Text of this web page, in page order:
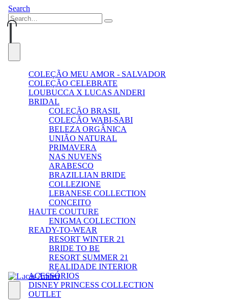
Search
COLEÇÃO MEU AMOR - SALVADOR
COLEÇÃO CELEBRATE
LOUBUCCA X LUCAS ANDERI
BRIDAL
COLEÇÃO BRASIL
COLEÇÃO WABI-SABI
BELEZA ORGÂNICA
UNIÃO NATURAL
PRIMAVERA
NAS NUVENS
ARABESCO
BRAZILLIAN BRIDE
COLLEZIONE
LEBANESE COLLECTION
CONCEITO
HAUTE COUTURE
ENIGMA COLLECTION
READY-TO-WEAR
RESORT WINTER 21
BRIDE TO BE
RESORT SUMMER 21
REALIDADE INTERIOR
ACESSÓRIOS
DISNEY PRINCESS COLLECTION
OUTLET